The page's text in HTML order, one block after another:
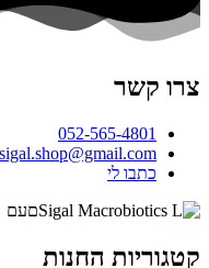
צרו קשר
052-565-4801
sigal.shop@gmail.com
כתבו לי
קטגוריות החנות